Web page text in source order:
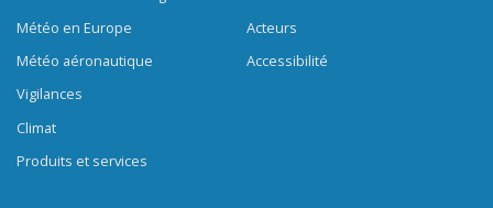
Météo en Europe
Météo aéronautique
Vigilances
Climat
Produits et services
Acteurs
Accessibilité